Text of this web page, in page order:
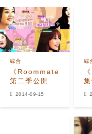
《Roommate》
第二季公開7
綜合
2014-09-15
綜